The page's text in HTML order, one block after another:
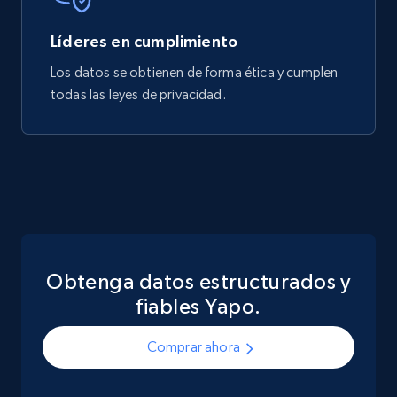
Líderes en cumplimiento
Los datos se obtienen de forma ética y cumplen
todas las leyes de privacidad.
Obtenga datos estructurados y
fiables Yapo.
Comprar ahora